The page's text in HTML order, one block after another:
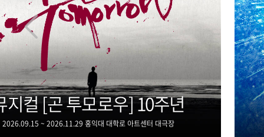
지컬 [곤 투모로우] 10주년
2026.09.15 ~ 2026.11.29 홍익대 대학로 아트센터 대극장